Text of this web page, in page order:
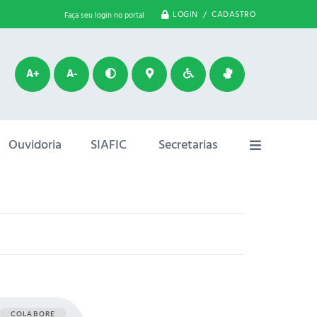
Faça seu login no portal LOGIN / CADASTRO
A+ A-
Ouvidoria SIAFIC Secretarias
COLABORE